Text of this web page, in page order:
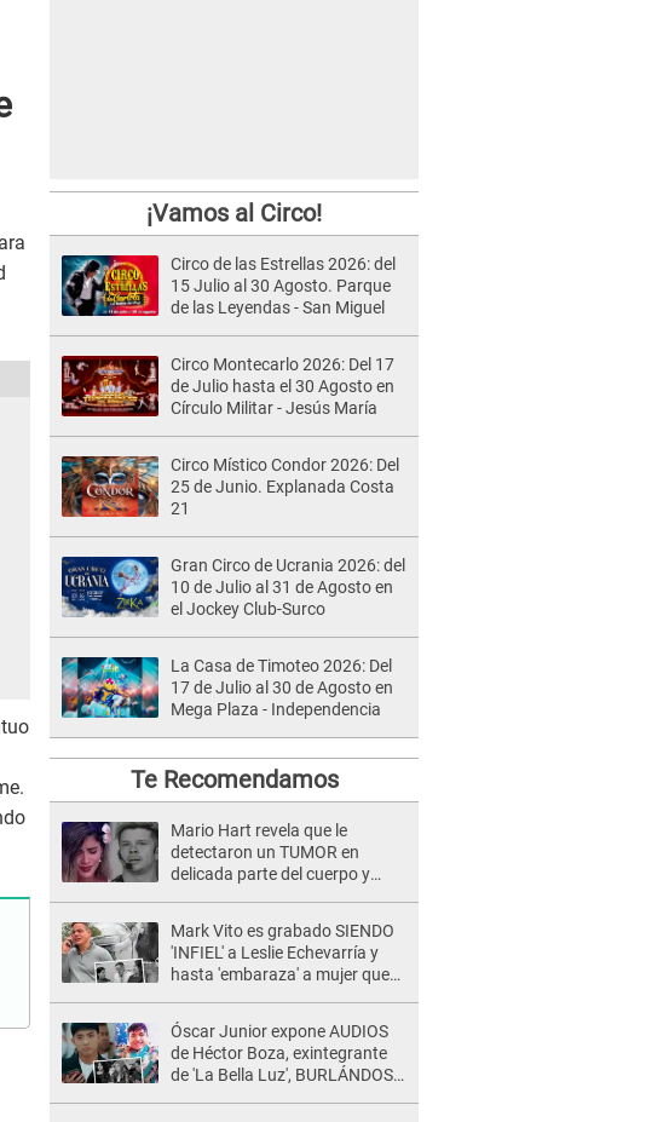
¡Vamos al Circo!
Circo de las Estrellas 2026: del
15 Julio al 30 Agosto. Parque
de las Leyendas - San Miguel
Circo Montecarlo 2026: Del 17
de Julio hasta el 30 Agosto en
Círculo Militar - Jesús María
Circo Místico Condor 2026: Del
25 de Junio. Explanada Costa
21
Gran Circo de Ucrania 2026: del
10 de Julio al 31 de Agosto en
el Jockey Club-Surco
La Casa de Timoteo 2026: Del
17 de Julio al 30 de Agosto en
Mega Plaza - Independencia
Te Recomendamos
Mario Hart revela que le
detectaron un TUMOR en
delicada parte del cuerpo y
Mark Vito es grabado SIENDO
'INFIEL' a Leslie Echevarría y
hasta 'embaraza' a mujer que
desgraciado! "
Óscar Junior expone AUDIOS
de Héctor Boza, exintegrante
de 'La Bella Luz', BURLÁNDOSE